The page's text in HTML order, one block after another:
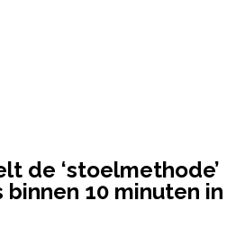
de ‘stoelmethode’
binnen 10 minuten in